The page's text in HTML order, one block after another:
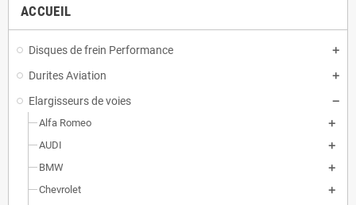
ACCUEIL
Disques de frein Performance
Durites Aviation
Elargisseurs de voies
Alfa Romeo
AUDI
BMW
Chevrolet